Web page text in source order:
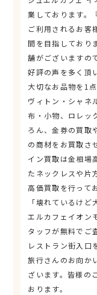
業しております。
ご利用されるお客
間を目指しており
舗がございますの
好評の声を多く頂
大切なお品物を1
ヴィトン・シャネ
布・小物、ロレッ
ろん、金券の買取
の商材をお買取さ
イン買取は金相場
たネックレスや片
高価買取を行って
「壊れているけど
エルカフェイオン
タッフが無料でご
レストラン街入口
旅行さんのお向か
ざいます。皆様の
おります。